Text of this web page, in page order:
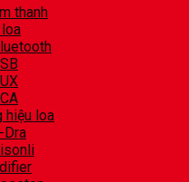
thanh
hiệu loa
Dra